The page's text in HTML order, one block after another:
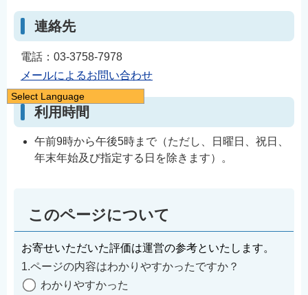
連絡先
電話：03-3758-7978
メールによるお問い合わせ
利用時間
午前9時から午後5時まで（ただし、日曜日、祝日、
年末年始及び指定する日を除きます）。
このページについて
お寄せいただいた評価は運営の参考といたします。
1.ページの内容はわかりやすかったですか？
わかりやすかった
Select Language
日本語
English
简体中文
नेपाली
Filipino